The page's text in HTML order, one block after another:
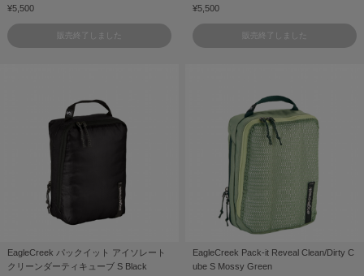
¥5,500
販売終了しました
¥5,500
販売終了しました
EagleCreek パックイット アイソレート
クリーンダーティキューブ S Black
EagleCreek Pack-it Reveal Clean/Dirty C
ube S Mossy Green